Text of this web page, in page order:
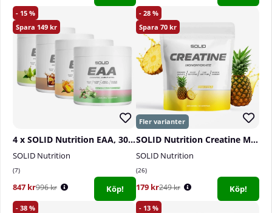
15
149
4 x SOLID Nutrition EAA, 300 g
SOLID Nutrition
7
847 kr996 kr Köp!
28
70
SOLID Nutrition Creatine Monohydrate, 400 g
SOLID Nutrition
26
179 kr249 kr Köp!
38
13